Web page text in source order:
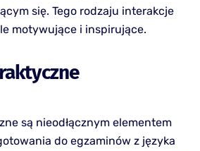
się. Tego rodzaju interakcje
motywujące i inspirujące.
są nieodłącznym elementem
do egzaminów z języka